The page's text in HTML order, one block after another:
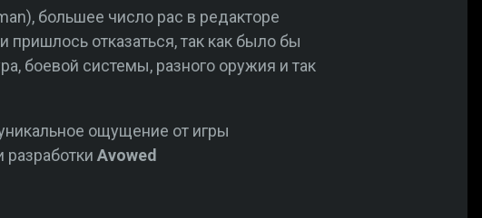
большее число рас в редакторе
пришлось отказаться, так как было бы
боевой системы, разного оружия и так
ощущение от игры
Avowed